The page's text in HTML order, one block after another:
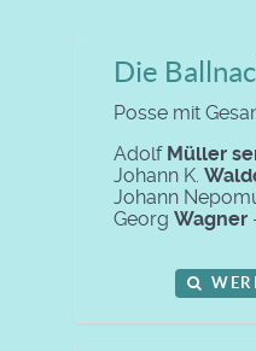
Die
Posse mit
Adolf Müller
Johann K.
Johann
Georg Wagner